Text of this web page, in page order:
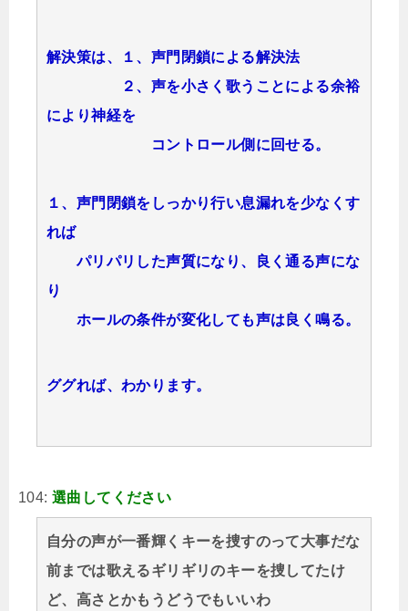
解決策は、１、声門閉鎖による解決法
２、声を小さく歌うことによる余裕
により神経を
コントロール側に回せる。
１、声門閉鎖をしっかり行い息漏れを少なくす
れば
パリパリした声質になり、良く通る声にな
り
ホールの条件が変化しても声は良く鳴る。
ググれば、わかります。
104: 選曲してください
自分の声が一番輝くキーを捜すのって大事だな
前までは歌えるギリギリのキーを捜してたけ
ど、高さとかもうどうでもいいわ